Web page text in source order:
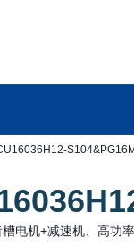
电机+减速机、高功